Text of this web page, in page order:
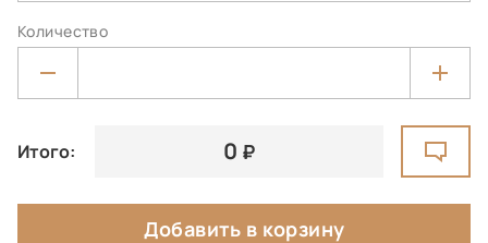
Количество
Итого: 0
Добавить в корзину